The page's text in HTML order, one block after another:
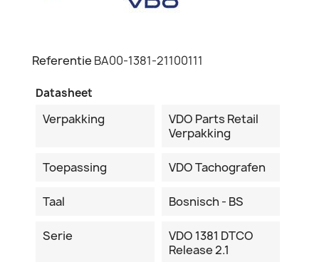
Referentie BA00-1381-21100111
Datasheet
Verpakking
VDO Parts Retail
Verpakking
Toepassing VDO Tachografen
Taal Bosnisch - BS
Serie
VDO 1381 DTCO
Release 2.1